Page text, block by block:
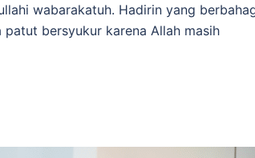
wabarakatuh. Hadirin yang
patut bersyukur karena Allah masih